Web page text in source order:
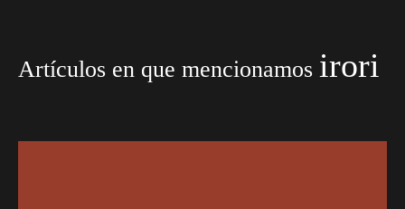
Artículos en que mencionamos irori